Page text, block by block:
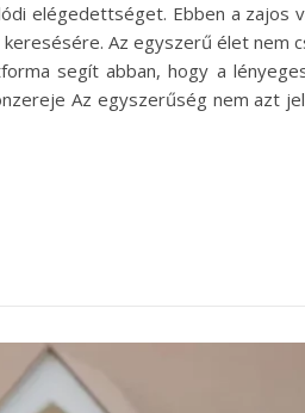
elégedettséget. Ebben a zajos
Az egyszerű élet nem
segít abban, hogy a
Az egyszerűség nem azt